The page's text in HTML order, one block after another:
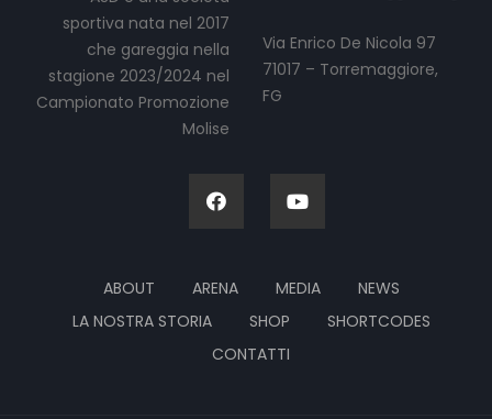
sportiva nata nel 2017
che gareggia nella
stagione 2023/2024 nel
Campionato Promozione
Molise
Via Enrico De Nicola 97
71017 – Torremaggiore,
FG
ABOUT ARENA MEDIA
NEWS
LA NOSTRA STORIA
SHOP
SHORTCODES
CONTATTI